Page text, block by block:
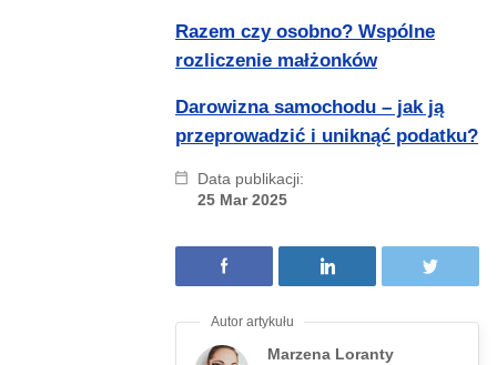
Razem czy osobno? Wspólne
rozliczenie małżonków
Darowizna samochodu – jak ją
przeprowadzić i uniknąć podatku?
Data publikacji:
25 Mar 2025
Marzena Loranty